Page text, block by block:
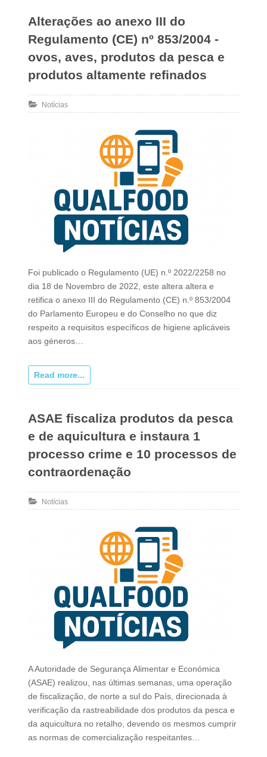
Alterações ao anexo III do
Regulamento (CE) nº 853/2004 -
ovos, aves, produtos da pesca e
produtos altamente refinados
Notícias
Foi publicado o Regulamento (UE) n.º 2022/2258 no
dia 18 de Novembro de 2022, este altera altera e
retifica o anexo III do Regulamento (CE) n.º 853/2004
do Parlamento Europeu e do Conselho no que diz
respeito a requisitos específicos de higiene aplicáveis
aos géneros…
Read more...
ASAE fiscaliza produtos da pesca
e de aquicultura e instaura 1
processo crime e 10 processos de
contraordenação
Notícias
A Autoridade de Segurança Alimentar e Económica
(ASAE) realizou, nas últimas semanas, uma operação
de fiscalização, de norte a sul do País, direcionada à
verificação da rastreabilidade dos produtos da pesca e
da aquicultura no retalho, devendo os mesmos cumprir
as normas de comercialização respeitantes…